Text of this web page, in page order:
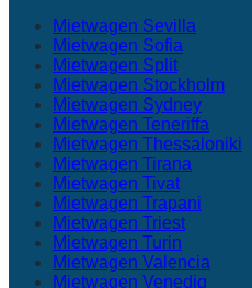
Mietwagen Sevilla
Mietwagen Sofia
Mietwagen Split
Mietwagen Stockholm
Mietwagen Sydney
Mietwagen Teneriffa
Mietwagen Thessaloniki
Mietwagen Tirana
Mietwagen Tivat
Mietwagen Trapani
Mietwagen Triest
Mietwagen Turin
Mietwagen Valencia
Mietwagen Venedig